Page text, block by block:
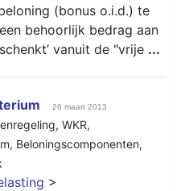
(bonus o.i.d.) te
behoorlijk bedrag aan
vanuit de "vrije ...
26 maart 2013
, WKR,
, Beloningscomponenten,
>